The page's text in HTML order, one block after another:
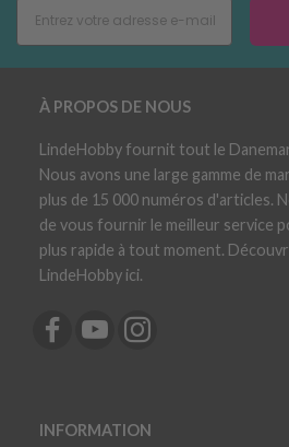
À PROPOS DE NOUS
LindeHobby fournit tout le
Nous avons une large gamme de
plus de 15 000 numéros d'articles.
de vous fournir le meilleur service
plus rapide à tout moment.
LindeHobby ici.
INFORMATION